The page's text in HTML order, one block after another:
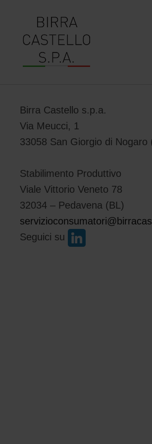
Birra Castello s.p.a.
Via Meucci, 1
33058 San Giorgio di Nogaro
Stabilimento Produttivo
Viale Vittorio Veneto 78
32034 – Pedavena (BL)
Seguici su